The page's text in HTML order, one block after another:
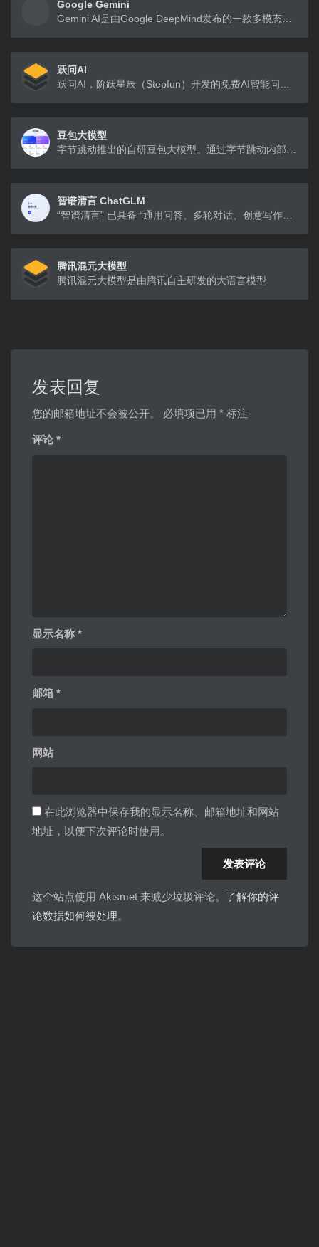
Google Gemini
Gemini AI是由Google DeepMind发布的一款多模态人工智能模型
跃问AI
跃问AI，阶跃星辰（Stepfun）开发的免费AI智能问答助手，具备强大的多模态能力，随时帮你智能搜索、高效阅读、识图理解
豆包大模型
字节跳动推出的自研豆包大模型。通过字节跳动内部50+业务场景实践验证，每日千亿级tokens大使用量持续打磨，提供多模态能力，以优质模型效果为企业打造丰富的业务体验
智谱清言 ChatGLM
“智谱清言” 已具备 “通用问答、多轮对话、创意写作、代码生成以及虚拟对话、多模态” 等丰富能力
腾讯混元大模型
腾讯混元大模型是由腾讯自主研发的大语言模型
发表回复
您的邮箱地址不会被公开。 必填项已用 * 标注
评论 *
显示名称 *
邮箱 *
网站
在此浏览器中保存我的显示名称、邮箱地址和网站
地址，以便下次评论时使用。
这个站点使用 Akismet 来减少垃圾评论。 了解你的评
论数据如何被处理。